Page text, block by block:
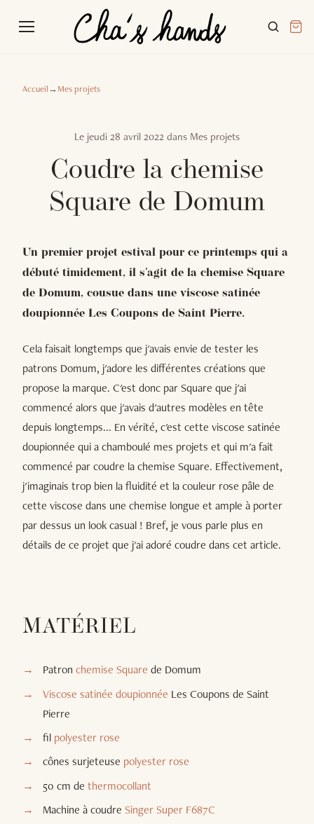
Accueil→Mes projets
Le jeudi 28 avril 2022 dans Mes projets
Coudre la chemise
Square de Domum
Un premier projet estival pour ce printemps qui a
débuté timidement, il s'agit de la chemise Square
de Domum, cousue dans une viscose satinée
doupionnée Les Coupons de Saint Pierre.
Cela faisait longtemps que j'avais envie de tester les
patrons Domum, j'adore les différentes créations que
propose la marque. C'est donc par Square que j'ai
commencé alors que j'avais d'autres modèles en tête
depuis longtemps... En vérité, c'est cette viscose satinée
doupionnée qui a chamboulé mes projets et qui m'a fait
commencé par coudre la chemise Square. Effectivement,
j'imaginais trop bien la fluidité et la couleur rose pâle de
cette viscose dans une chemise longue et ample à porter
par dessus un look casual ! Bref, je vous parle plus en
détails de ce projet que j'ai adoré coudre dans cet article.
MATÉRIEL
Patron chemise Square de Domum
Viscose satinée doupionnée Les Coupons de Saint
Pierre
fil polyester rose
cônes surjeteuse polyester rose
50 cm de thermocollant
Machine à coudre Singer Super F687C